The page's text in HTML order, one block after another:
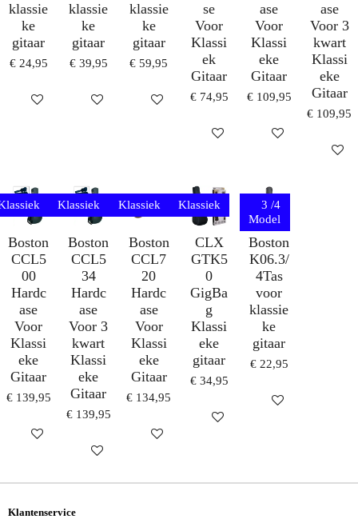
klassie
ke
gitaar
€ 24,95
IN WINKELWAGEN
klassie
ke
gitaar
€ 39,95
IN WINKELWAGEN
klassie
ke
gitaar
€ 59,95
IN WINKELWAGEN
se
Voor
Klassi
ek
Gitaar
€ 74,95
IN WINKELWAGEN
ase
Voor
Klassi
eke
Gitaar
€ 109,95
IN
ase
Voor 3
kwart
Klassi
eke
Gitaar
€ 109,95
IN
Boston
CCL5
00
Hardc
ase
Voor
Klassi
eke
Gitaar
€ 139,95
IN WINKELWAGEN
Klassiek
Boston
CCL5
34
Hardc
ase
Voor 3
kwart
Klassi
eke
Gitaar
€ 139,95
IN WINKELWAGEN
Klassiek
Boston
CCL7
20
Hardc
ase
Voor
Klassi
eke
Gitaar
€ 134,95
HOUD MIJ OP DE HOOGTE
Klassiek
CLX
GTK5
0
GigBa
g
Klassi
eke
gitaar
€ 34,95
IN WINKELWAGEN
3 /4
Model
Boston
K06.3/
4Tas
voor
klassie
ke
gitaar
€ 22,95
HOUD MIJ OP
Klantenservice